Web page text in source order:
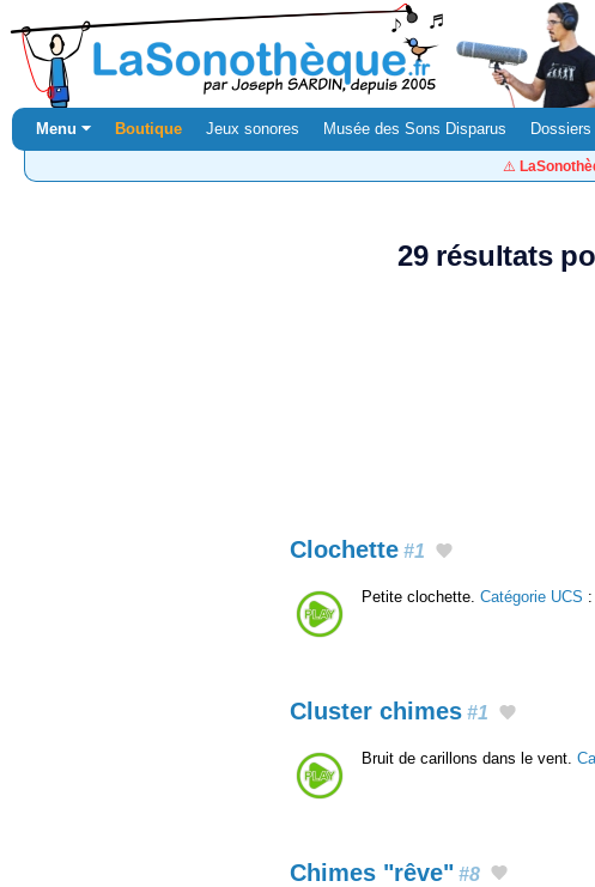
Menu ⏷ Boutique Jeux sonores Musée des Sons Disparus Dossiers
⚠️
29 résultats
Clochette #1
Petite clochette. Catégorie UCS :
Cluster chimes #1
Bruit de carillons dans le vent.
Chimes "rêve" #8